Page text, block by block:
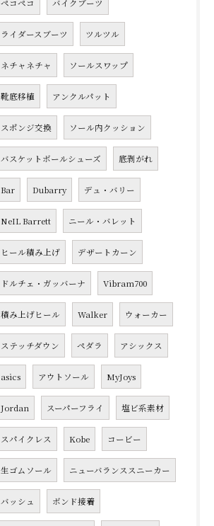
ペコペコ バイクブーツ
ライダースブーツ ツルツル
ネチャネチャ ソールスワップ
靴底移植 アンクルパット
スポンジ交換 ソール内クッション
バスケットボールシューズ 底剥がれ
Bar Dubarry デュ・バリー
NeIL Barrett ニール・バレット
ヒール積み上げ デザートカーン
ドルチェ・ガッバーナ Vibram700
積み上げヒール Walker ウォーカー
ステッチダウン ペダラ アシックス
asics アウトソール MyJoys
Jordan スーパーフライ 塩ビ系素材
スパイクレス Kobe コービー
生ゴムソール ニューバランススニーカー
バッシュ ボンド接着